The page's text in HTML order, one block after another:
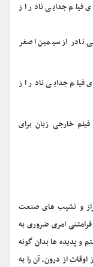
برای فیلم جدایی نادر از
جدایی نادر از سیمین اصغر
برای فیلم جدایی نادر از
دی دوناتلو ۲۰۱۲ بهترین فیلم خارجی زبان برای
و نشیب های صنعت
امری ضروری به
و پدیده ها بدان گونه
از درون، آن را به